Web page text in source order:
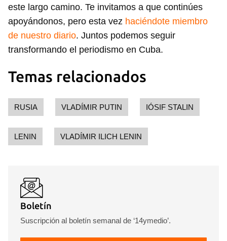
este largo camino. Te invitamos a que continúes
apoyándonos, pero esta vez haciéndote miembro
de nuestro diario. Juntos podemos seguir
transformando el periodismo en Cuba.
Temas relacionados
RUSIA VLADÍMIR PUTIN IÓSIF STALIN
LENIN VLADÍMIR ILICH LENIN
Boletín
Suscripción al boletín semanal de ‘14ymedio’.